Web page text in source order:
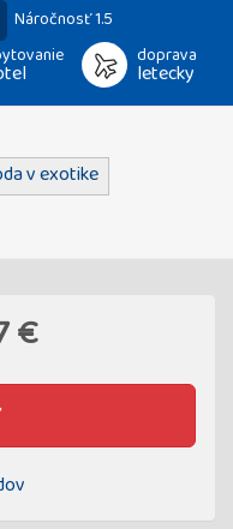
Náročnosť 1.5
doprava
letecky
v exotike
€